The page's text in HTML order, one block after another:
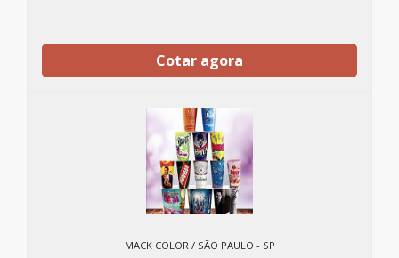
Cotar agora
MACK COLOR / SÃO PAULO - SP